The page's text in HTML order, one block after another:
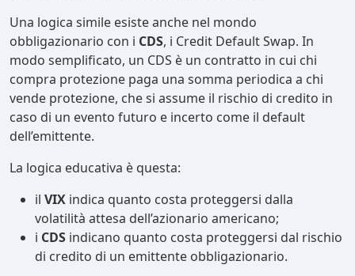
Una logica simile esiste anche nel mondo
obbligazionario con i CDS, i Credit Default Swap. In
modo semplificato, un CDS è un contratto in cui chi
compra protezione paga una somma periodica a chi
vende protezione, che si assume il rischio di credito in
caso di un evento futuro e incerto come il default
dell’emittente.
La logica educativa è questa:
il VIX indica quanto costa proteggersi dalla
volatilità attesa dell’azionario americano;
i CDS indicano quanto costa proteggersi dal rischio
di credito di un emittente obbligazionario.